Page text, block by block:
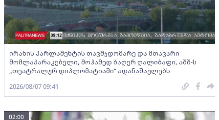
ირანის პარლამენტის თავმჯდომარე და მთავარი
მომლაპარაკებელი, მოჰამედ ბაღერ ღალიბაფი, აშშ-ს
„თეატრალურ დიპლომატიაში“ ადანაშაულებს
2026/08/07 09:41
02:00